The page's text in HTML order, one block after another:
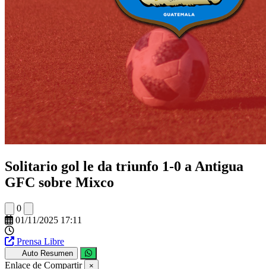
Solitario gol le da triunfo 1-0 a Antigua
GFC sobre Mixco
0
01/11/2025 17:11
Prensa Libre
Auto Resumen
Enlace de Compartir ×